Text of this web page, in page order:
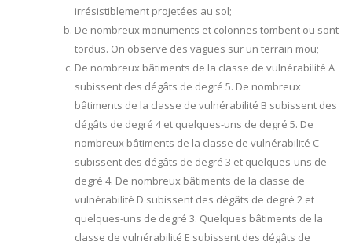
irrésistiblement projetées au sol;
De nombreux monuments et colonnes tombent ou sont
tordus. On observe des vagues sur un terrain mou;
De nombreux bâtiments de la classe de vulnérabilité A
subissent des dégâts de degré 5. De nombreux
bâtiments de la classe de vulnérabilité B subissent des
dégâts de degré 4 et quelques-uns de degré 5. De
nombreux bâtiments de la classe de vulnérabilité C
subissent des dégâts de degré 3 et quelques-uns de
degré 4. De nombreux bâtiments de la classe de
vulnérabilité D subissent des dégâts de degré 2 et
quelques-uns de degré 3. Quelques bâtiments de la
classe de vulnérabilité E subissent des dégâts de